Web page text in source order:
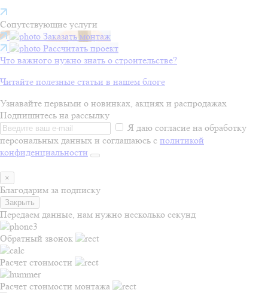
Сопутствующие услуги
Заказать монтаж
Рассчитать проект
Что важного нужно знать о строительстве?
Читайте полезные статьи в нашем блоге
Узнавайте первыми о новинках, акциях и распродажах
Подпишитесь на рассылку
Я даю согласие на обработку
персональных данных и соглашаюсь с политикой
конфиденциальности
×
Благодарим за подписку
Закрыть
Передаем данные, нам нужно несколько секунд
Обратный звонок
Расчет стоимости
Расчет стоимости монтажа